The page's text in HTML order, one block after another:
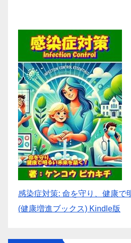
感染症対策: 命を守り、健康で
(健康増進ブックス) Kindle版